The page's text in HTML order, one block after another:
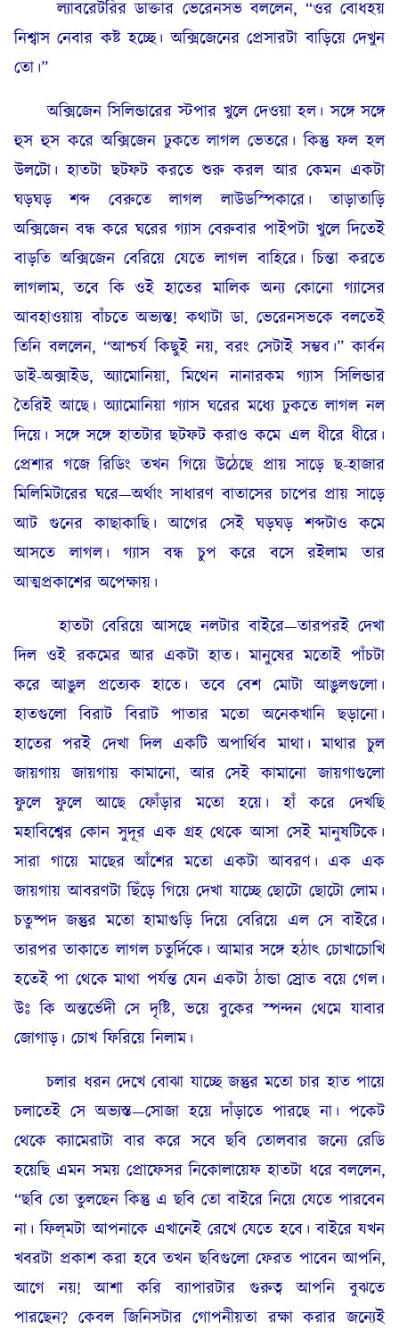
ল্যাবরেটরির ডাক্তার ভেরেনসভ বললেন, “ওর বোধহয়
নিশ্বাস নেবার কষ্ট হচ্ছে। অক্সিজেনের প্রেসারটা বাড়িয়ে দেখুন
তো।”
অক্সিজেন সিলিন্ডারের স্টপার খুলে দেওয়া হল। সঙ্গে সঙ্গে
হুস হুস করে অক্সিজেন ঢুকতে লাগল ভেতরে। কিন্তু ফল হল
উলটো। হাতটা ছটফট করতে শুরু করল আর কেমন একটা
ঘড়ঘড় শব্দ বেরুতে লাগল লাউডস্পিকারে। তাড়াতাড়ি
অক্সিজেন বন্ধ করে ঘরের গ্যাস বেরুবার পাইপটা খুলে দিতেই
বাড়তি অক্সিজেন বেরিয়ে যেতে লাগল বাহিরে। চিন্তা করতে
লাগলাম, তবে কি ওই হাতের মালিক অন্য কোনো গ্যাসের
আবহাওয়ায় বাঁচতে অভ্যস্ত! কথাটা ডা. ভেরেনসভকে বলতেই
তিনি বললেন, “আশ্চর্য কিছুই নয়, বরং সেটাই সম্ভব।” কার্বন
ডাই-অক্সাইড, অ্যামোনিয়া, মিথেন নানারকম গ্যাস সিলিন্ডার
তৈরিই আছে। অ্যামোনিয়া গ্যাস ঘরের মধ্যে ঢুকতে লাগল নল
দিয়ে। সঙ্গে সঙ্গে হাতটার ছটফট করাও কমে এল ধীরে ধীরে।
প্রেশার গজে রিডিং তখন গিয়ে উঠেছে প্রায় সাড়ে ছ-হাজার
মিলিমিটারের ঘরে—অর্থাং সাধারণ বাতাসের চাপের প্রায় সাড়ে
আট গুনের কাছাকাছি। আগের সেই ঘড়ঘড় শব্দটাও কমে
আসতে লাগল। গ্যাস বন্ধ চুপ করে বসে রইলাম তার
আত্মপ্রকাশের অপেক্ষায়।
হাতটা বেরিয়ে আসছে নলটার বাইরে—তারপরই দেখা
দিল ওই রকমের আর একটা হাত। মানুষের মতোই পাঁচটা
করে আঙুল প্রত্যেক হাতে। তবে বেশ মোটা আঙুলগুলো।
হাতগুলো বিরাট বিরাট পাতার মতো অনেকখানি ছড়ানো।
হাতের পরই দেখা দিল একটি অপার্থিব মাথা। মাথার চুল
জায়গায় জায়গায় কামানো, আর সেই কামানো জায়গাগুলো
ফুলে ফুলে আছে ফোঁড়ার মতো হয়ে। হাঁ করে দেখছি
মহাবিশ্বের কোন সুদূর এক গ্রহ থেকে আসা সেই মানুষটিকে।
সারা গায়ে মাছের আঁশের মতো একটা আবরণ। এক এক
জায়গায় আবরণটা ছিঁড়ে গিয়ে দেখা যাচ্ছে ছোটো ছোটো লোম।
চতুষ্পদ জন্তুর মতো হামাগুড়ি দিয়ে বেরিয়ে এল সে বাইরে।
তারপর তাকাতে লাগল চতুর্দিকে। আমার সঙ্গে হঠাৎ চোখাচোখি
হতেই পা থেকে মাথা পর্যন্ত যেন একটা ঠান্ডা স্রোত বয়ে গেল।
উঃ কি অন্তর্ভেদী সে দৃষ্টি, ভয়ে বুকের স্পন্দন থেমে যাবার
জোগাড়। চোখ ফিরিয়ে নিলাম।
চলার ধরন দেখে বোঝা যাচ্ছে জন্তুর মতো চার হাত পায়ে
চলাতেই সে অভ্যস্ত—সোজা হয়ে দাঁড়াতে পারছে না। পকেট
থেকে ক্যামেরাটা বার করে সবে ছবি তোলবার জন্যে রেডি
হয়েছি এমন সময় প্রোফেসর নিকোলায়েফ হাতটা ধরে বললেন,
“ছবি তো তুলছেন কিন্তু এ ছবি তো বাইরে নিয়ে যেতে পারবেন
না। ফিল্‌মটা আপনাকে এখানেই রেখে যেতে হবে। বাইরে যখন
খবরটা প্রকাশ করা হবে তখন ছবিগুলো ফেরত পাবেন আপনি,
আগে নয়! আশা করি ব্যাপারটার গুরুত্ব আপনি বুঝতে
পারছেন? কেবল জিনিসটার গোপনীয়তা রক্ষা করার জন্যেই